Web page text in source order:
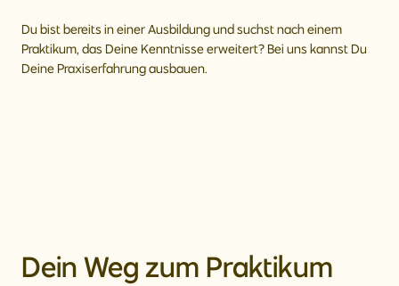
Du bist bereits in einer Ausbildung und suchst nach einem
Praktikum, das Deine Kenntnisse erweitert? Bei uns kannst Du
Deine Praxiserfahrung ausbauen.
Dein Weg zum Praktikum